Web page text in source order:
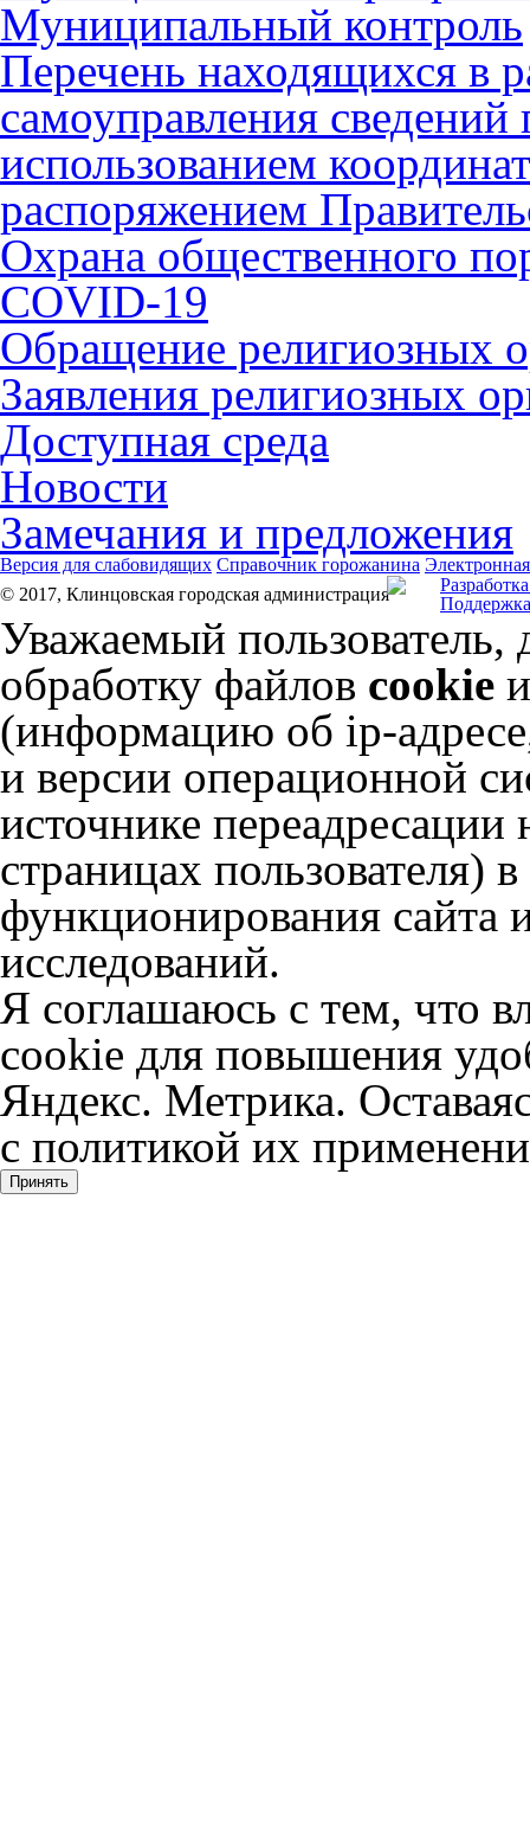
Муниципальный контроль
Перечень находящихся в
самоуправления
использованием
распоряжением
Охрана общественного
COVID-19
Обращение религиозных
Заявления религиозных
Доступная среда
Новости
Замечания и предложения
Версия для слабовидящих Справочник горожанина
© 2017, Клинцовская городская администрация
Уважаемый пользователь,
обработку файлов cookie
(информацию об ip-адресе
и версии операционной
источнике
страницах пользователя)
функционирования сайта
исследований.
Я соглашаюсь с тем, что
cookie для повышения
Яндекс. Метрика.
с политикой их
Принять